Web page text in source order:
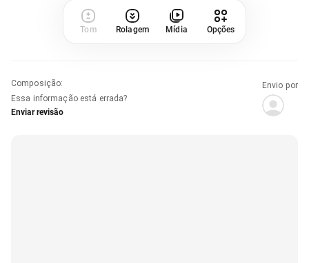
Tom Rolagem Mídia Opções
Composição:
Essa informação está errada?
Enviar revisão
Envio por